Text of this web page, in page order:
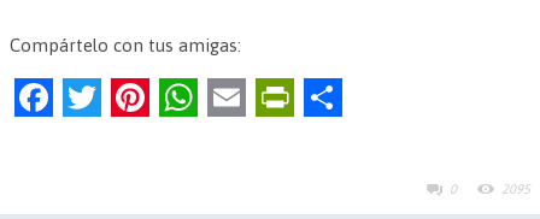
0 2095
Compártelo con tus amigas:
F
T
Pi
W
E
Pr